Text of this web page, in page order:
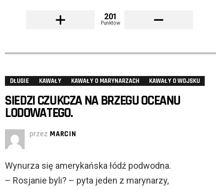
201
Punktów
DŁUGIE KAWAŁY KAWAŁY O MARYNARZACH KAWAŁY O WOJSKU
SIEDZI CZUKCZA NA BRZEGU OCEANU
LODOWATEGO.
przez MARCIN
Wynurza się amerykańska łódź podwodna.
– Rosjanie byli? – pyta jeden z marynarzy,